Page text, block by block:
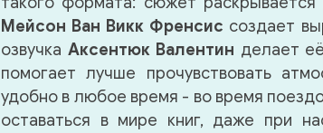
Мейсон Ван Викк Френсис создает
озвучка Аксентюк Валентин делает
помогает лучше прочувствовать
удобно в любое время - во время
оставаться в мире книг, даже при